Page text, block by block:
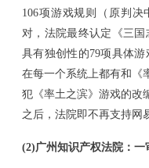
106项游戏规则（原判
对，法院最终认定《三国
具有独创性的79项具体游
在每一个系统上都有和《
犯《率土之滨》游戏的改
之后，法院即不再支持网
(2)广州知识产权法院：